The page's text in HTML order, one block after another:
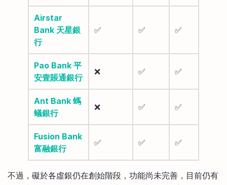
Airstar
Bank 天星銀
行
✅ ✅ ✅
Pao Bank 平
安壹賬通銀行
❌ ✅ ✅
Ant Bank 螞
蟻銀行
❌ ✅ ✅
Fusion Bank
富融銀行
✅ ✅ ✅
不過，礙於各虛銀仍在創始階段，功能尚未完善，目前仍有